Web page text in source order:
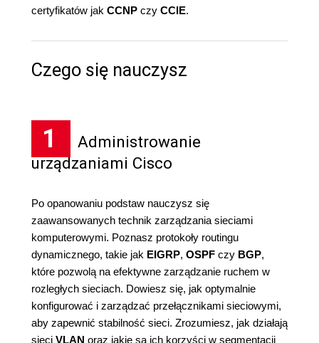
certyfikatów jak CCNP czy CCIE.
Czego się nauczysz
1
Administrowanie
urządzaniami Cisco
Po opanowaniu podstaw nauczysz się
zaawansowanych technik zarządzania sieciami
komputerowymi. Poznasz protokoły routingu
dynamicznego, takie jak EIGRP, OSPF czy BGP,
które pozwolą na efektywne zarządzanie ruchem w
rozległych sieciach. Dowiesz się, jak optymalnie
konfigurować i zarządzać przełącznikami sieciowymi,
aby zapewnić stabilność sieci. Zrozumiesz, jak działają
sieci VLAN oraz jakie są ich korzyści w segmentacji